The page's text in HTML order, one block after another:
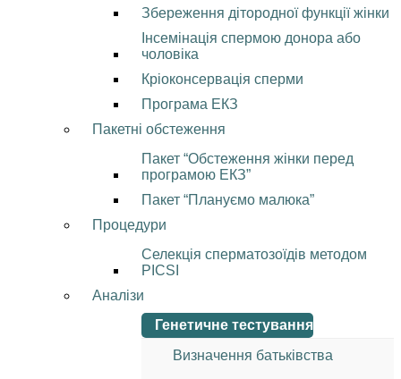
Збереження дітородної функції жінки
Інсемінація спермою донора або
чоловіка
Кріоконсервація сперми
Програма ЕКЗ
Пакетні обстеження
Пакет “Обстеження жінки перед
програмою ЕКЗ”
Пакет “Плануємо малюка”
Процедури
Селекція сперматозоїдів методом
PICSI
Аналізи
Генетичне тестування
Визначення батьківства